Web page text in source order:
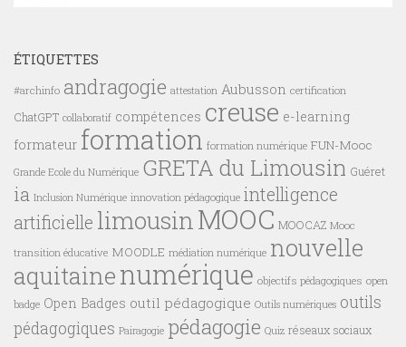
ÉTIQUETTES
#archinfo andragogie attestation Aubusson certification
ChatGPT collaboratif compétences creuse e-learning
formateur formation formation numérique FUN-Mooc
Grande Ecole du Numérique GRETA du Limousin Guéret
ia Inclusion Numérique innovation pédagogique intelligence
artificielle limousin MOOC MOOCAZ Mooc
transition éducative MOODLE médiation numérique nouvelle
aquitainenumérique objectifs pédagogiques open
badge Open Badges outil pédagogique Outils numériques outils
pédagogiques Pairagogie pédagogie Quiz réseaux sociaux